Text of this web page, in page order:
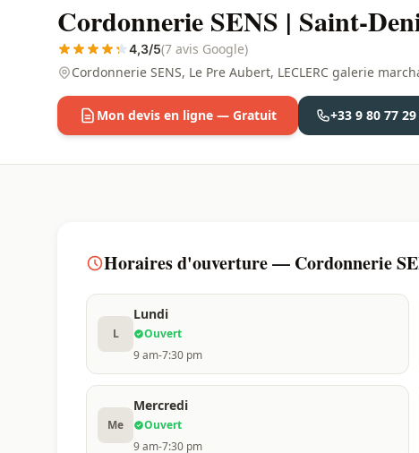
Cordonnerie SENS | Saint-
4,3/5(7 avis Google)
Cordonnerie SENS, Le Pre Aubert, LECLERC galerie
Mon devis en ligne — Gratuit +33 9 80 77
Horaires d'ouverture — Cordonnerie
L
Lundi
Ouvert
9 am-7:30 pm
Me
Mercredi
Ouvert
9 am-7:30 pm